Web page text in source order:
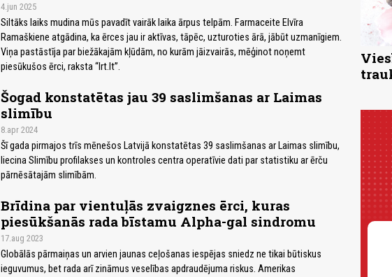
4.jun 2025
Siltāks laiks mudina mūs pavadīt vairāk laika ārpus telpām. Farmaceite Elvīra
Ramaškiene atgādina, ka ērces jau ir aktīvas, tāpēc, uzturoties ārā, jābūt uzmanīgiem.
Viņa pastāstīja par biežākajām kļūdām, no kurām jāizvairās, mēģinot noņemt
piesūkušos ērci, raksta “lrt.lt”.
Šogad konstatētas jau 39 saslimšanas ar Laimas
slimību
8.apr 2024
Šī gada pirmajos trīs mēnešos Latvijā konstatētas 39 saslimšanas ar Laimas slimību,
liecina Slimību profilakses un kontroles centra operatīvie dati par statistiku ar ērču
pārnēsātajām slimībām.
Brīdina par vientuļās zvaigznes ērci, kuras
piesūkšanās rada bīstamu Alpha-gal sindromu
17.aug 2023
Globālās pārmaiņas un arvien jaunas ceļošanas iespējas sniedz ne tikai būtiskus
ieguvumus, bet rada arī zināmus veselības apdraudējuma riskus. Amerikas